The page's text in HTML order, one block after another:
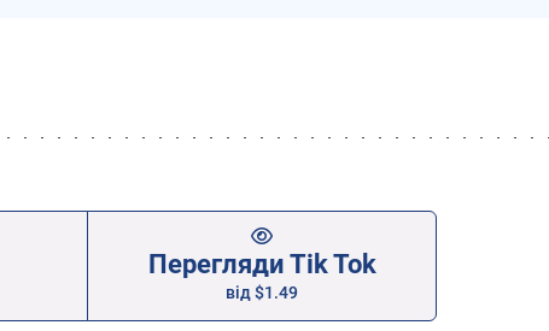
Перегляди Tik Tok
від$1.49